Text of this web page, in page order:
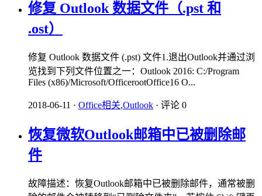
修复 Outlook 数据文件（.pst 和
.ost）
修复 Outlook 数据文件 (.pst) 文件1.退出Outlook并通过浏
览找到下列文件位置之一：Outlook 2016: C:/Program
Files (x86)/Microsoft/OfficerootOffice16 O...
2018-06-11 · Office相关,Outlook · 评论 0
恢复微软Outlook邮箱中已被删除邮
件
故障描述：恢复Outlook邮箱中已被删除邮件，通常被删